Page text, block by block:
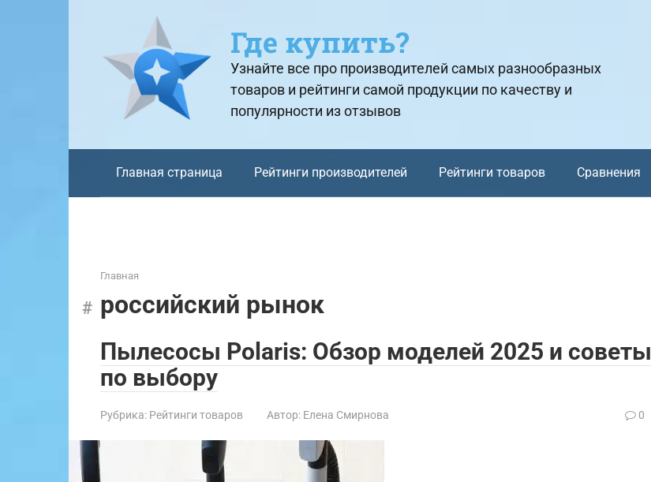
Где купить?
Узнайте все про производителей самых разнообразных
товаров и рейтинги самой продукции по качеству и
популярности из отзывов
Главная страница Рейтинги производителей Рейтинги товаров Сравнения
Главная
российский рынок
Пылесосы Polaris: Обзор моделей 2025 и советы
по выбору
Рубрика: Рейтинги товаров Автор: Елена Смирнова 0